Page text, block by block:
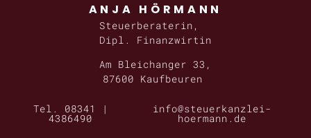
ANJA HÖRMANN
Steuerberaterin,
Dipl. Finanzwirtin
Am Bleichanger 33,
87600 Kaufbeuren
Tel. 08341 |
4386490
info@steuerkanzlei-
hoermann.de